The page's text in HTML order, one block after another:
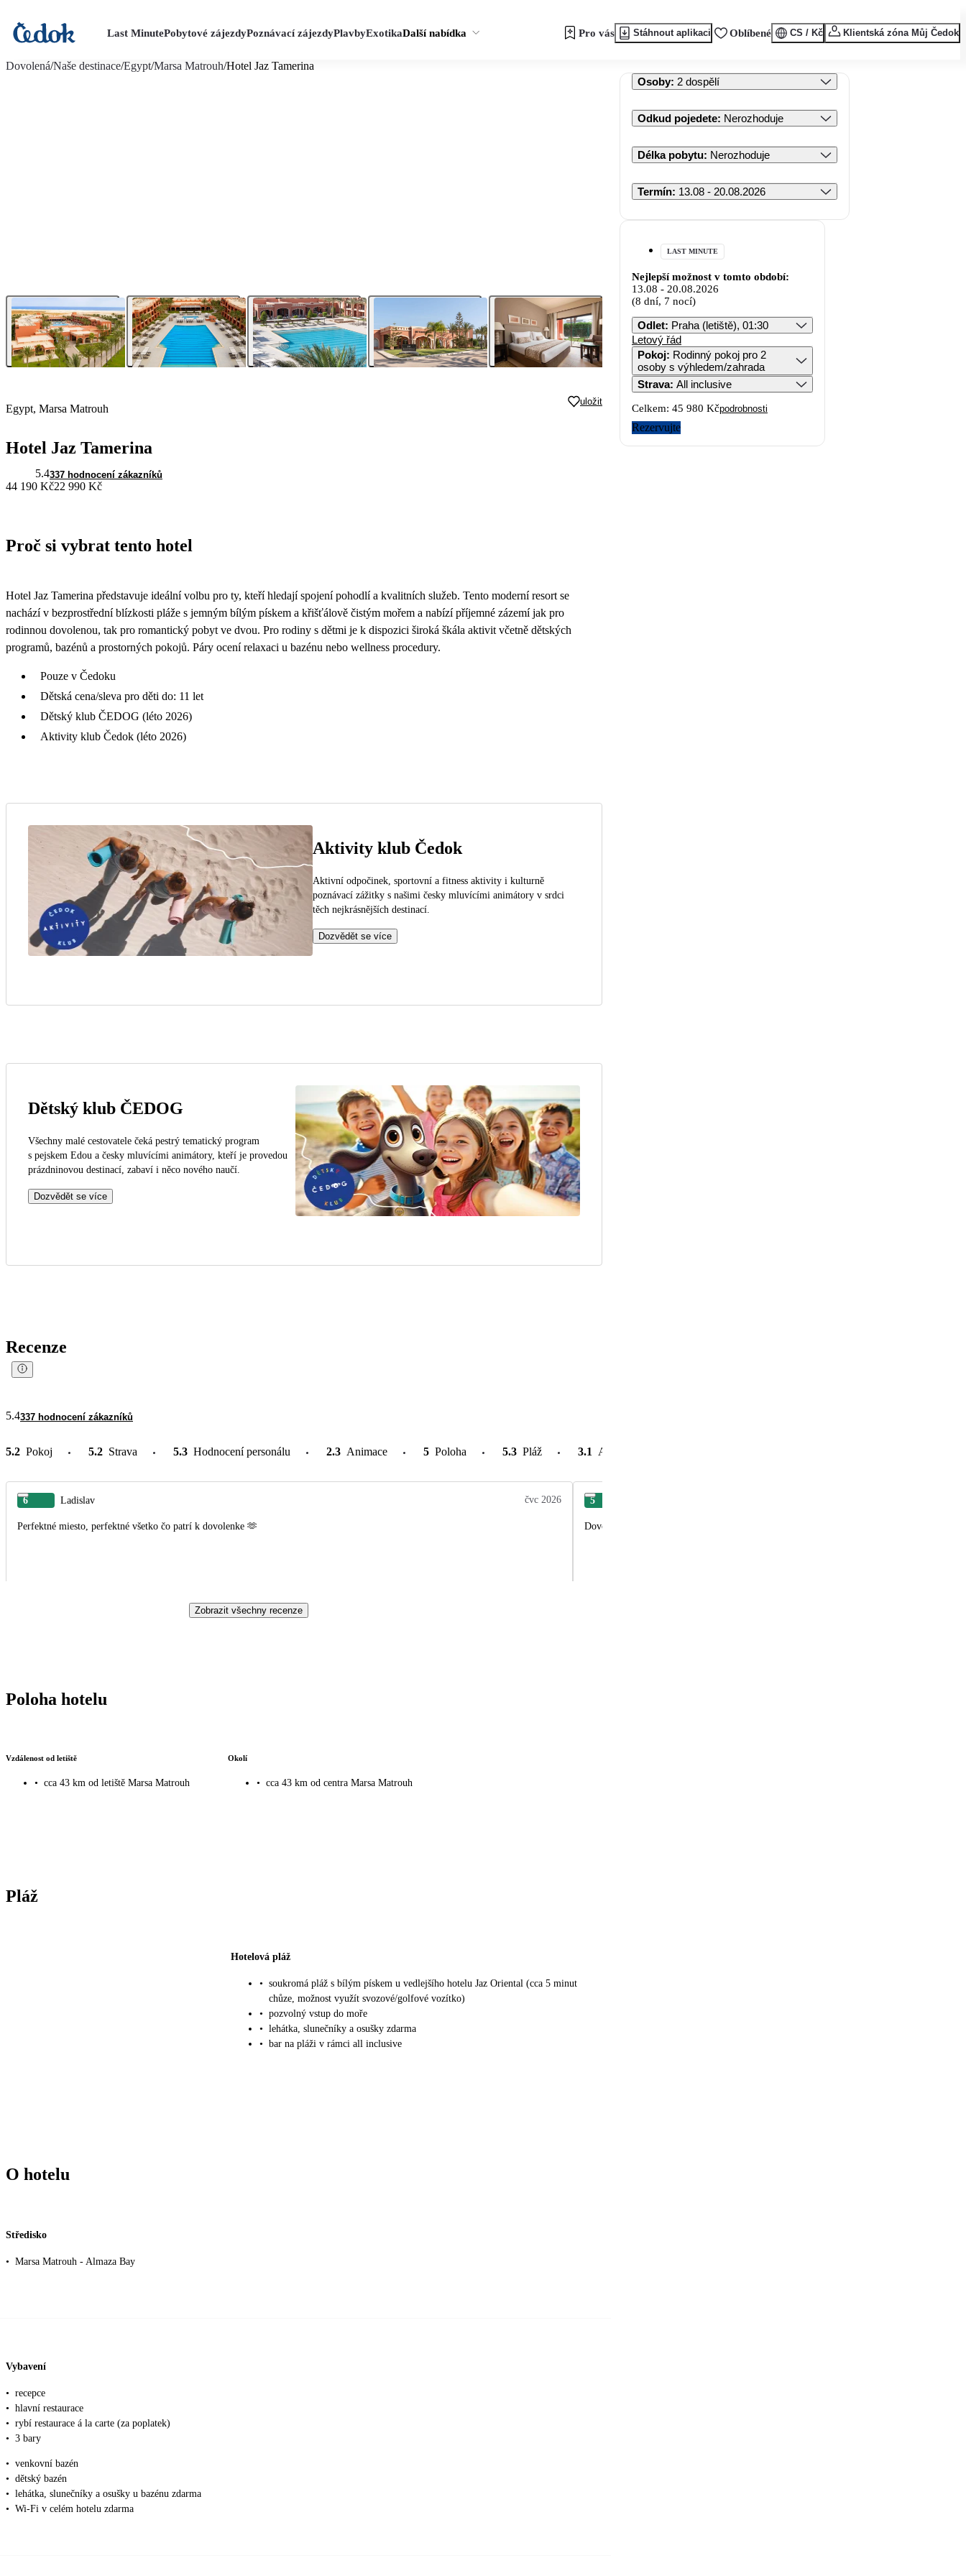
Last MinutePobytové zájezdyPoznávací zájezdyPlavbyExotikaDalší nabídka Pro vás Stáhnout aplikaci Oblíbené CS / Kč Klientská zóna Můj Čedok
Dovolená/Naše destinace/Egypt/Marsa Matrouh/Hotel Jaz Tamerina
Egypt, Marsa Matrouh
uložit
Hotel Jaz Tamerina
5.4337 hodnocení zákazníků
44 190 Kč22 990 Kč
Proč si vybrat tento hotel
Hotel Jaz Tamerina představuje ideální volbu pro ty, kteří hledají spojení pohodlí a kvalitních služeb. Tento moderní resort se
nachází v bezprostřední blízkosti pláže s jemným bílým pískem a křišťálově čistým mořem a nabízí příjemné zázemí jak pro
rodinnou dovolenou, tak pro romantický pobyt ve dvou. Pro rodiny s dětmi je k dispozici široká škála aktivit včetně dětských
programů, bazénů a prostorných pokojů. Páry ocení relaxaci u bazénu nebo wellness procedury.
Pouze v Čedoku
Dětská cena/sleva pro děti do: 11 let
Dětský klub ČEDOG (léto 2026)
Aktivity klub Čedok (léto 2026)
Aktivity klub Čedok
Aktivní odpočinek, sportovní a fitness aktivity i kulturně
poznávací zážitky s našimi česky mluvícími animátory v srdci
těch nejkrásnějších destinací.
Dozvědět se více
Dětský klub ČEDOG
Všechny malé cestovatele čeká pestrý tematický program
s pejskem Edou a česky mluvícími animátory, kteří je provedou
prázdninovou destinací, zabaví i něco nového naučí.
Dozvědět se více
Recenze
5.4337 hodnocení zákazníků
5.2 Pokoj 5.2 Strava 5.3 Hodnocení personálu 2.3 Animace 5 Poloha 5.3 Pláž 3.1 Atrakce v okolí
6 Ladislav čvc 2026
Perfektné miesto, perfektné všetko čo patrí k dovolenke 🫶
5
Dovolenku sme si veľmi užili a dúfame že sa nám podarí prísť aj ďalší rok.
Zobrazit všechny recenze
Poloha hotelu
Vzdálenost od letiště
• cca 43 km od letiště Marsa Matrouh
Okolí
• cca 43 km od centra Marsa Matrouh
Pláž
Hotelová pláž
• soukromá pláž s bílým pískem u vedlejšího hotelu Jaz Oriental (cca 5 minut
chůze, možnost využít svozové/golfové vozítko)
• pozvolný vstup do moře
• lehátka, slunečníky a osušky zdarma
• bar na pláži v rámci all inclusive
O hotelu
Středisko
• Marsa Matrouh - Almaza Bay
Vybavení
• recepce
• hlavní restaurace
• rybí restaurace á la carte (za poplatek)
• 3 bary
• venkovní bazén
• dětský bazén
• lehátka, slunečníky a osušky u bazénu zdarma
• Wi-Fi v celém hotelu zdarma
Osoby: 2 dospělí
Odkud pojedete: Nerozhoduje
Délka pobytu: Nerozhoduje
Termín: 13.08 - 20.08.2026
LAST MINUTE
Nejlepší možnost v tomto období:
13.08 - 20.08.2026
(8 dní, 7 nocí)
Odlet: Praha (letiště), 01:30
Letový řád
Pokoj: Rodinný pokoj pro 2
osoby s výhledem/zahrada
Strava: All inclusive
Celkem: 45 980 Kčpodrobnosti
Rezervujte